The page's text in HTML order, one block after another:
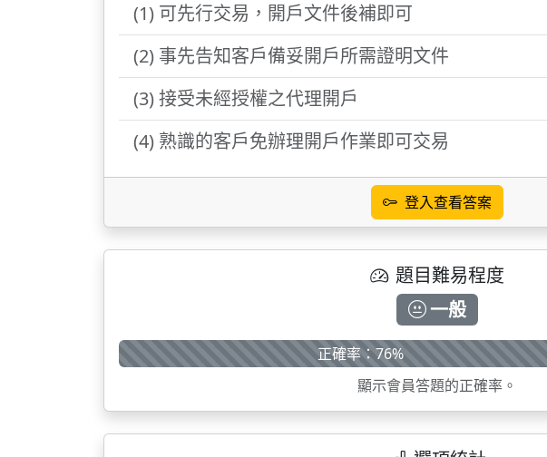
(1) 可先行交易，開戶文件後補即可
(2) 事先告知客戶備妥開戶所需證明文件
(3) 接受未經授權之代理開戶
(4) 熟識的客戶免辦理開戶作業即可交易
登入查看答案
題目難易程度
一般
正確率：76%
顯示會員答題的正確率。